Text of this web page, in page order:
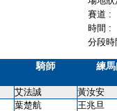
賽道 :
時間 :
分段
騎師 練
艾法誠 黃汝安
葉楚航 王兆旦